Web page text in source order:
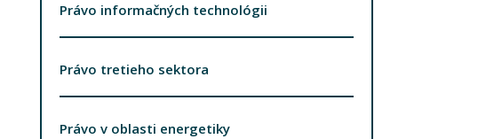
Právo informačných technológii
Právo tretieho sektora
Právo v oblasti energetiky